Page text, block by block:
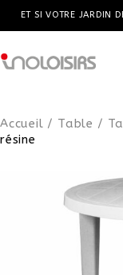
ET SI VOTRE JARDIN
Accueil / Table /
résine